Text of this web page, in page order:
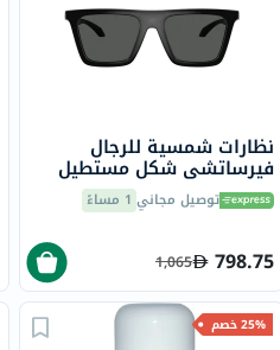
نظارات شمسية للرجال
فيرساتشي شكل مستطيل
مقاس 53 - GB1/87
0VE4468Uتوصيل مجاني 1 مساءً
798.75
1,065
25% خصم